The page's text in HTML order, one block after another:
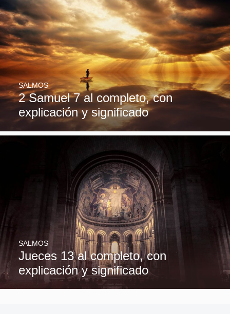
2 Samuel 7 al completo, con
explicación y significado
SALMOS
Jueces 13 al completo, con
explicación y significado
SALMOS